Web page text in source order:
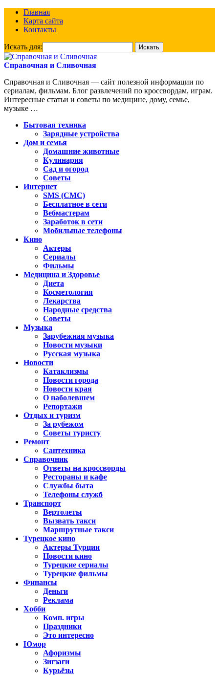
Главная
Карта сайта
Контакты
Искать для:
Справочная и Сливочная
Справочная и Сливочная — сайт полезной информации по
сериалам, фильмам. Блог развлечений по кроссвордам, играм.
Интересные статьи и советы по медицине, дому, семье,
музыке …
Бытовая техника
Зарядные устройства
Дом и семья
Домашние животные
Кулинария
Сад и огород
Советы
Интернет
SMS (СМС)
Бесплатное в сети
Вебмастерам
Заработок в сети
Мобильные телефоны
Кино
Актеры
Сериалы
Фильмы
Медицина и Здоровье
Диета
Косметология
Лекарства
Народные средства
Советы
Музыка
Зарубежная музыка
Новости музыки
Русская музыка
Новости
Катаклизмы
Новости города
Новости края
О наболевшем
Репортажи
Отдых и туризм
За рубежом
Советы туристу
Ремонт
Сантехника
Справочник
Ответы на кроссворды
Рестораны и кафе
Службы быта
Телефоны служб
Транспорт
Вертолеты
Вызвать такси
Маршрутные такси
Турецкое кино
Актеры Турции
Новости кино
Турецкие сериалы
Турецкие фильмы
Финансы
Деньги
Реклама
Хобби
Комп. игры
Праздники
Это интересно
Юмор
Афоризмы
Зигзаги
Курьёзы